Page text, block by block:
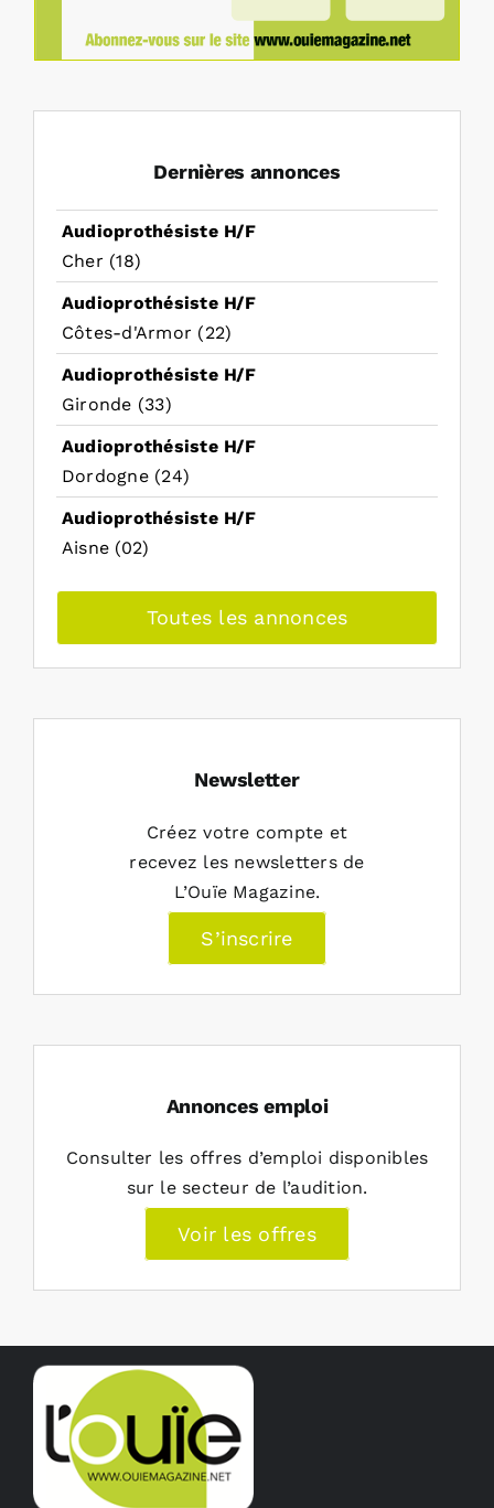
Dernières annonces
Audioprothésiste H/F
Cher (18)
Audioprothésiste H/F
Côtes-d'Armor (22)
Audioprothésiste H/F
Gironde (33)
Audioprothésiste H/F
Dordogne (24)
Audioprothésiste H/F
Aisne (02)
Toutes les annonces
Newsletter
Créez votre compte et
recevez les newsletters de
L’Ouïe Magazine.
S’inscrire
Annonces emploi
Consulter les offres d’emploi disponibles
sur le secteur de l’audition.
Voir les offres